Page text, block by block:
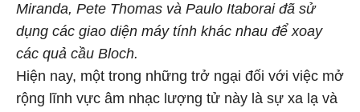
Miranda, Pete Thomas và Paulo Itaborai đã sử
dụng các giao diện máy tính khác nhau để xoay
các quả cầu Bloch.
Hiện nay, một trong những trở ngại đối với việc mở
rộng lĩnh vực âm nhạc lượng tử này là sự xa lạ và